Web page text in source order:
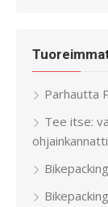
Parhautta
Tee itse: